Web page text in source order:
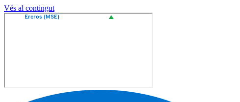
Vés al contingut